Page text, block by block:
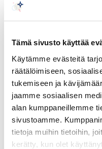
Tämä sivusto käyttää
Käytämme evästeitä
räätälöimiseen,
tukemiseen ja
jaamme sosiaalisen
alan kumppaneillemme
sivustoamme.
tietoja muihin tietoihin,
kerätty, kun olet
Lunastusmenettelyt
Lunastusmenettelyt